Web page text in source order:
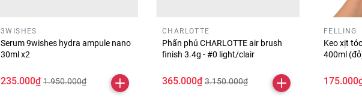
3WISHES
Serum 9wishes hydra ampule nano
30ml x2
235.000₫ 1.950.000₫
CHARLOTTE
Phấn phủ CHARLOTTE air brush
finish 3.4g - #0 light/clair
365.000₫ 3.150.000₫
FELLING
Keo xịt
400ml